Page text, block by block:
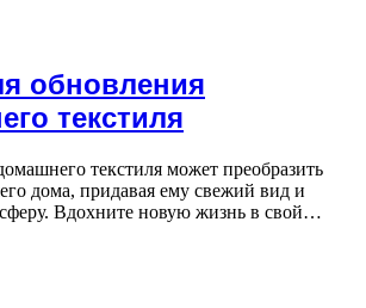
обновления
текстиля
текстиля может преобразить
дома, придавая ему свежий вид и
Вдохните новую жизнь в свой…